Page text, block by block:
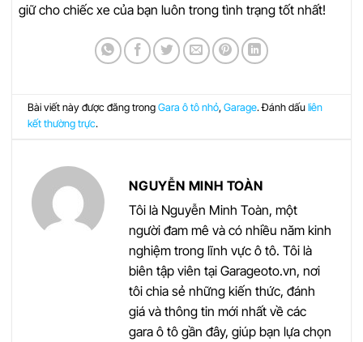
giữ cho chiếc xe của bạn luôn trong tình trạng tốt nhất!
Bài viết này được đăng trongGara ô tô nhỏ,Garage. Đánh dấuliên
kết thường trực.
NGUYỄN MINH TOÀN
Tôi là Nguyễn Minh Toàn, một
người đam mê và có nhiều năm kinh
nghiệm trong lĩnh vực ô tô. Tôi là
biên tập viên tại Garageoto.vn, nơi
tôi chia sẻ những kiến thức, đánh
giá và thông tin mới nhất về các
gara ô tô gần đây, giúp bạn lựa chọn